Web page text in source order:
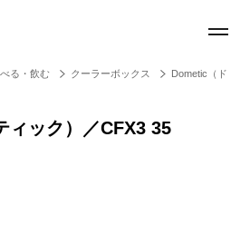
る・飲む クーラーボックス
Dometic（ド
ィック）／CFX3 35